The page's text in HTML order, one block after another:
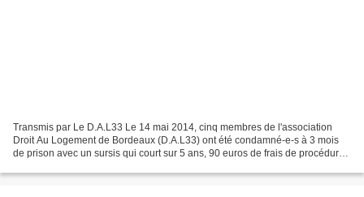
Transmis par Le D.A.L33 Le 14 mai 2014, cinq membres de l'association
Droit Au Logement de Bordeaux (D.A.L33) ont été condamné-e-s à 3 mois
de prison avec un sursis qui court sur 5 ans, 90 euros de frais de procédure